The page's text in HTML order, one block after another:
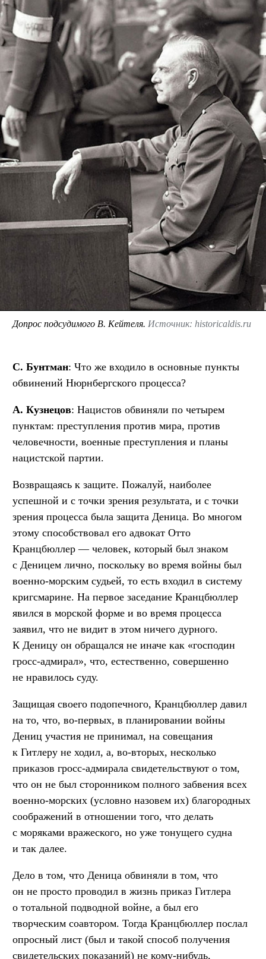
Допрос подсудимого В. Кейтеля. Источник: historicaldis.ru
С. Бунтман: Что же входило в основные пункты
обвинений Нюрнбергского процесса?
А. Кузнецов: Нацистов обвиняли по четырем
пунктам: преступления против мира, против
человечности, военные преступления и планы
нацистской партии.
Возвращаясь к защите. Пожалуй, наиболее
успешной и с точки зрения результата, и с точки
зрения процесса была защита Деница. Во многом
этому способствовал его адвокат Отто
Кранцбюллер — человек, который был знаком
с Деницем лично, поскольку во время войны был
военно-морским судьей, то есть входил в систему
кригсмарине. На первое заседание Кранцбюллер
явился в морской форме и во время процесса
заявил, что не видит в этом ничего дурного.
К Деницу он обращался не иначе как «господин
гросс-адмирал», что, естественно, совершенно
не нравилось суду.
Защищая своего подопечного, Кранцбюллер давил
на то, что, во-первых, в планировании войны
Дениц участия не принимал, на совещания
к Гитлеру не ходил, а, во-вторых, несколько
приказов гросс-адмирала свидетельствуют о том,
что он не был сторонником полного забвения всех
военно-морских (условно назовем их) благородных
соображений в отношении того, что делать
с моряками вражеского, но уже тонущего судна
и так далее.
Дело в том, что Деница обвиняли в том, что
он не просто проводил в жизнь приказ Гитлера
о тотальной подводной войне, а был его
творческим соавтором. Тогда Кранцбюллер послал
опросный лист (был и такой способ получения
свидетельских показаний) не кому-нибудь,